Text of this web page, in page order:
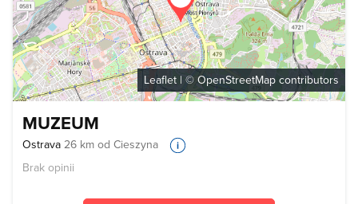
Leaflet | ©OpenStreetMap contributors
MUZEUM
Ostrava 26 km od Cieszyna
Brak opinii